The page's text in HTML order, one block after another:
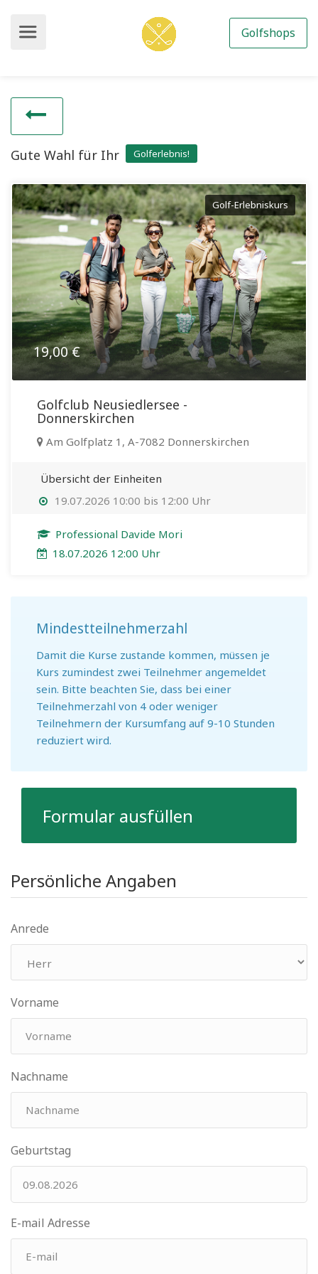
Golfshops
Gute Wahl für Ihr Golferlebnis!
Golf-Erlebniskurs
19,00 €
Golfclub Neusiedlersee -
Donnerskirchen
Am Golfplatz 1, A-7082 Donnerskirchen
Übersicht der Einheiten
19.07.2026 10:00 bis 12:00 Uhr
Professional Davide Mori
18.07.2026 12:00 Uhr
Mindestteilnehmerzahl
Damit die Kurse zustande kommen, müssen je
Kurs zumindest zwei Teilnehmer angemeldet
sein. Bitte beachten Sie, dass bei einer
Teilnehmerzahl von 4 oder weniger
Teilnehmern der Kursumfang auf 9-10 Stunden
reduziert wird.
Formular ausfüllen
Persönliche Angaben
Anrede
Vorname
Nachname
Geburtstag
E-mail Adresse